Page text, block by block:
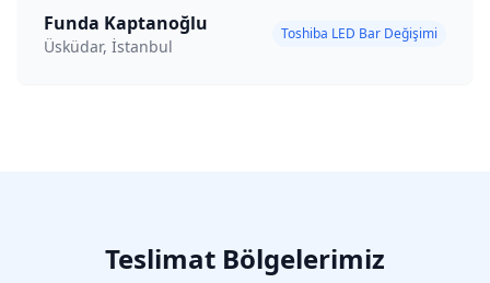
Funda Kaptanoğlu
Üsküdar, İstanbul
Toshiba LED Bar Değişimi
Teslimat Bölgelerimiz